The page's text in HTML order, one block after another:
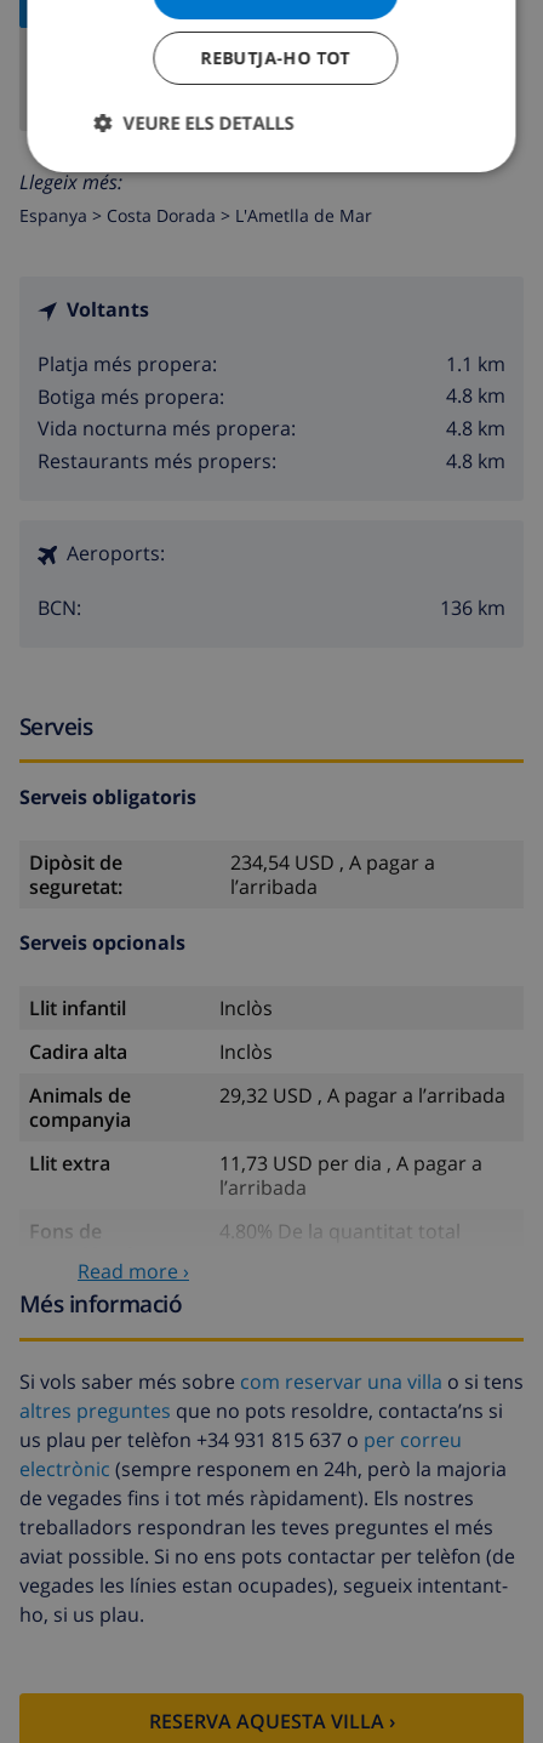
Llegeix més:
Espanya > Costa Dorada > L'Ametlla de Mar
Voltants
Platja més propera:
1.1 km
Botiga més propera:
4.8 km
Vida nocturna més propera:
4.8 km
Restaurants més propers:
4.8 km
Aeroports:
BCN: 136 km
Serveis
Serveis obligatoris
Dipòsit de
seguretat:
234,54 USD , A pagar a
l’arribada
Serveis opcionals
Llit infantil
Inclòs
Cadira alta
Inclòs
Animals de
companyia
29,32 USD , A pagar a l’arribada
Llit extra
11,73 USD per dia , A pagar a
l’arribada
Fons de
4.80% De la quantitat total
Read more ›
Més informació
Si vols saber més sobre com reservar una villa o si tens
altres preguntes que no pots resoldre, contacta’ns si
us plau per telèfon +34 931 815 637 o per correu
electrònic (sempre responem en 24h, però la majoria
de vegades fins i tot més ràpidament). Els nostres
treballadors respondran les teves preguntes el més
aviat possible. Si no ens pots contactar per telèfon (de
vegades les línies estan ocupades), segueix intentant-
ho, si us plau.
RESERVA AQUESTA VILLA ›
REBUTJA-HO TOT
VEURE ELS DETALLS